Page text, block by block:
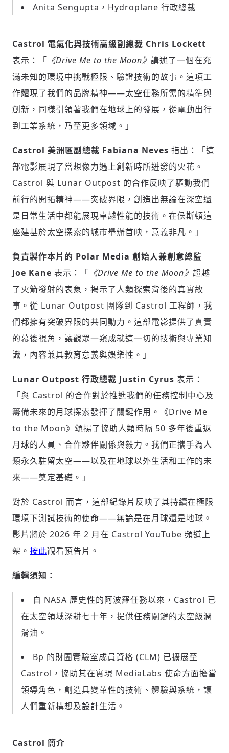
登入或註冊
歡迎您加入《旭時報》
參與下一波全球科技革命
輸入 Email 驗證碼
請輸入發送到
(十分鐘內有效)
驗證
Anita Sengupta，Hydroplane 行政總裁
Castrol 電氣化與技術高級副總裁 Chris Lockett
表示：「 《Drive Me to the Moon》 講述了一個在充
滿未知的環境中挑戰極限、驗證技術的故事。這項工
作體現了我們的品牌精神——太空任務所需的精準與
創新，同樣引領著我們在地球上的發展，從電動出行
到工業系統，乃至更多領域。」
Castrol 美洲區副總裁 Fabiana Neves 指出：「這
部電影展現了當想像力遇上創新時所迸發的火花。
Castrol 與 Lunar Outpost 的合作反映了驅動我們
前行的開拓精神——突破界限，創造出無論在深空還
是日常生活中都能展現卓越性能的技術。在侯斯頓這
座建基於太空探索的城市舉辦首映，意義非凡。」
負責製作本片的 Polar Media 創始人兼創意總監
Joe Kane 表示：「 《Drive Me to the Moon》 超越
了火箭發射的表象，揭示了人類探索背後的真實故
事。從 Lunar Outpost 團隊到 Castrol 工程師，我
們都擁有突破界限的共同動力。這部電影提供了真實
的幕後視角，讓觀眾一窺成就這一切的技術與專業知
識，內容兼具教育意義與娛樂性。」
Lunar Outpost 行政總裁 Justin Cyrus 表示：
「與 Castrol 的合作對於推進我們的任務控制中心及
籌備未來的月球探索發揮了關鍵作用。《Drive Me
to the Moon》頌揚了協助人類時隔 50 多年後重返
月球的人員、合作夥伴關係與毅力。我們正攜手為人
類永久駐留太空——以及在地球以外生活和工作的未
來——奠定基礎。」
對於 Castrol 而言，這部紀錄片反映了其持續在極限
環境下測試技術的使命——無論是在月球還是地球。
影片將於 2026 年 2 月在 Castrol YouTube 頻道上
架。 按此觀看預告片。
編輯須知：
自 NASA 歷史性的阿波羅任務以來，Castrol 已
在太空領域深耕七十年，提供任務關鍵的太空級潤
滑油。
Bp 的財團實驗室成員資格 (CLM) 已擴展至
Castrol，協助其在實現 MediaLabs 使命方面擔當
領導角色，創造具變革性的技術、體驗與系統，讓
人們重新構想及設計生活。
Castrol 簡介